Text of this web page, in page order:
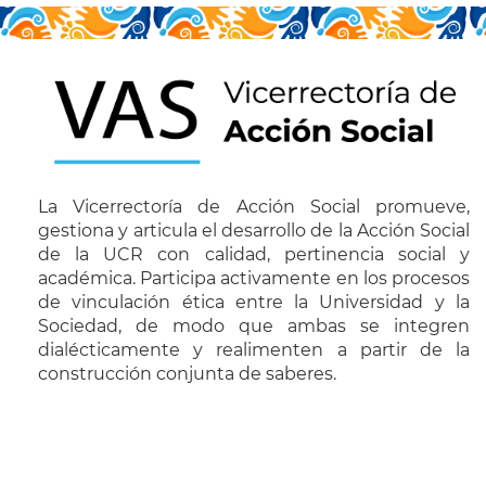
La Vicerrectoría de Acción Social promueve,
gestiona y articula el desarrollo de la Acción Social
de la UCR con calidad, pertinencia social y
académica. Participa activamente en los procesos
de vinculación ética entre la Universidad y la
Sociedad, de modo que ambas se integren
dialécticamente y realimenten a partir de la
construcción conjunta de saberes.